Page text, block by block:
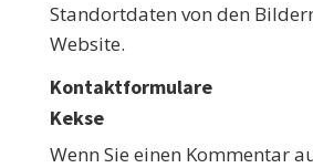
Standortdaten von den
Website.
Kontaktformulare
Kekse
Wenn Sie einen Kommentar